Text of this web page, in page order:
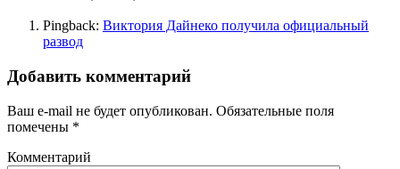
Pingback: Виктория Дайнеко получила официальный
развод
Добавить комментарий
Ваш e-mail не будет опубликован. Обязательные поля
помечены *
Комментарий